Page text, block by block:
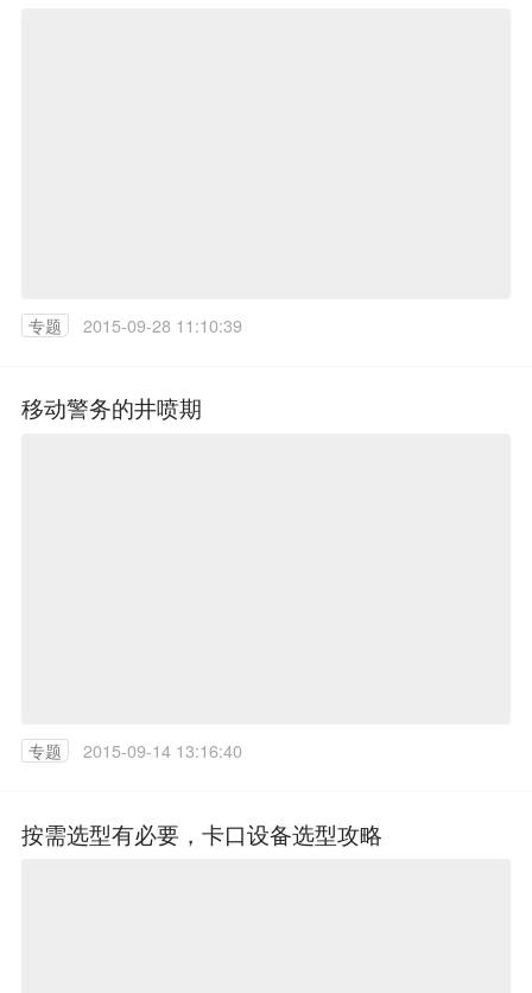
专题 2015-09-28 11:10:39
移动警务的井喷期
专题 2015-09-14 13:16:40
按需选型有必要，卡口设备选型攻略